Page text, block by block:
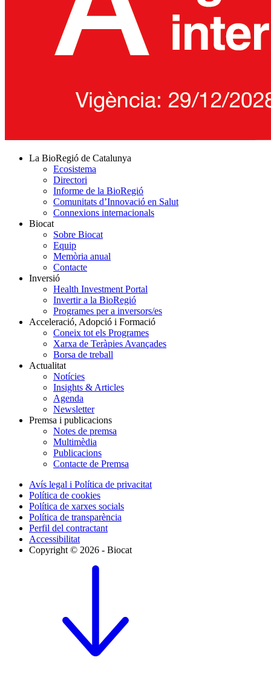
La BioRegió de Catalunya
Ecosistema
Directori
Informe de la BioRegió
Comunitats d’Innovació en Salut
Connexions internacionals
Biocat
Sobre Biocat
Equip
Memòria anual
Contacte
Inversió
Health Investment Portal
Invertir a la BioRegió
Programes per a inversors/es
Acceleració, Adopció i Formació
Coneix tot els Programes
Xarxa de Teràpies Avançades
Borsa de treball
Actualitat
Notícies
Insights & Articles
Agenda
Newsletter
Premsa i publicacions
Notes de premsa
Multimèdia
Publicacions
Contacte de Premsa
Avís legal i Política de privacitat
Política de cookies
Política de xarxes socials
Política de transparència
Perfil del contractant
Accessibilitat
Copyright © 2026 - Biocat